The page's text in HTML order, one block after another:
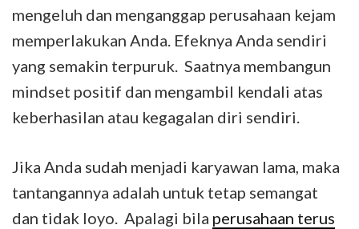
mengeluh dan menganggap perusahaan kejam
memperlakukan Anda. Efeknya Anda sendiri
yang semakin terpuruk. Saatnya membangun
mindset positif dan mengambil kendali atas
keberhasilan atau kegagalan diri sendiri.
Jika Anda sudah menjadi karyawan lama, maka
tantangannya adalah untuk tetap semangat
dan tidak loyo. Apalagi bila perusahaan terus